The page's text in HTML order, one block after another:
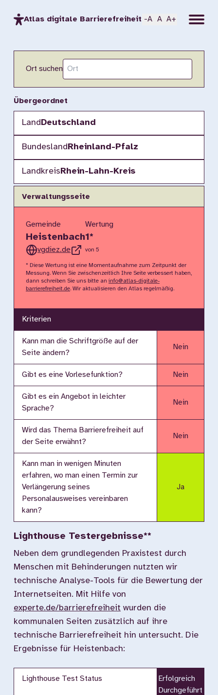
Atlas digitale Barrierefreiheit -A A A+ Menu
Ort suchen
Übergeordnet
LandDeutschland
BundeslandRheinland-Pfalz
LandkreisRhein-Lahn-Kreis
Verwaltungsseite
Gemeinde
Heistenbach
vgdiez.de
Wertung
1*
von 5
* Diese Wertung ist eine Momentaufnahme zum Zeitpunkt der
Messung. Wenn Sie zwischenzeitlich Ihre Seite verbessert haben,
dann schreiben Sie uns bitte an info@atlas-digitale-
barrierefreiheit.de. Wir aktualisieren den Atlas regelmäßig.
Kriterien
Kann man die Schriftgröße auf der
Seite ändern?
Nein
Gibt es eine Vorlesefunktion? Nein
Gibt es ein Angebot in leichter
Sprache?
Nein
Wird das Thema Barrierefreiheit auf
der Seite erwähnt?
Nein
Kann man in wenigen Minuten
erfahren, wo man einen Termin zur
Verlängerung seines
Personalausweises vereinbaren
kann?
Ja
Lighthouse Testergebnisse**
Neben dem grundlegenden Praxistest durch
Menschen mit Behinderungen nutzten wir
technische Analyse-Tools für die Bewertung der
Internetseiten. Mit Hilfe von
experte.de/barrierefreiheit wurden die
kommunalen Seiten zusätzlich auf ihre
technische Barrierefreiheit hin untersucht. Die
Ergebnisse für Heistenbach:
Lighthouse Test Status
Erfolgreich
Durchgeführt